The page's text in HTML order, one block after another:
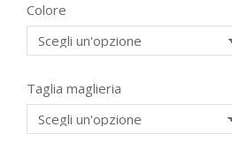
Colore
Taglia maglieria